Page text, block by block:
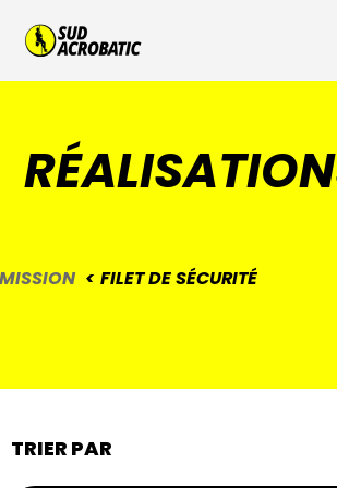
FILET DE SÉCURITÉ
TRIER PAR